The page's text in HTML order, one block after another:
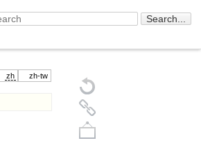
zh zh-tw